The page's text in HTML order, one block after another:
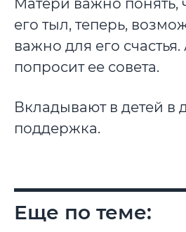
Матери важно понять,
его тыл, теперь,
важно для его
попросит ее совета.
Вкладывают в детей в
поддержка.
Еще по теме: